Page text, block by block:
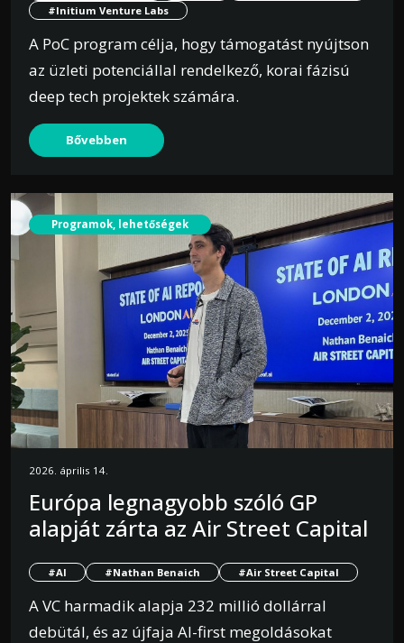
#Initium Venture Labs
A PoC program célja, hogy támogatást nyújtson
az üzleti potenciállal rendelkező, korai fázisú
deep tech projektek számára.
Bővebben
Programok, lehetőségek
2026. április 14.
Európa legnagyobb szóló GP
alapját zárta az Air Street Capital
#AI #Nathan Benaich #Air Street Capital
A VC harmadik alapja 232 millió dollárral
debütál, és az újfaja AI-first megoldásokat